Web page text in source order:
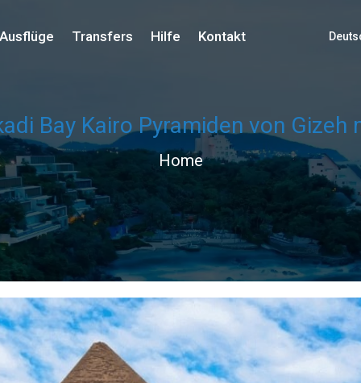
Transfers Hilfe Kontakt
Bay Kairo Pyramiden von Gizeh
Home